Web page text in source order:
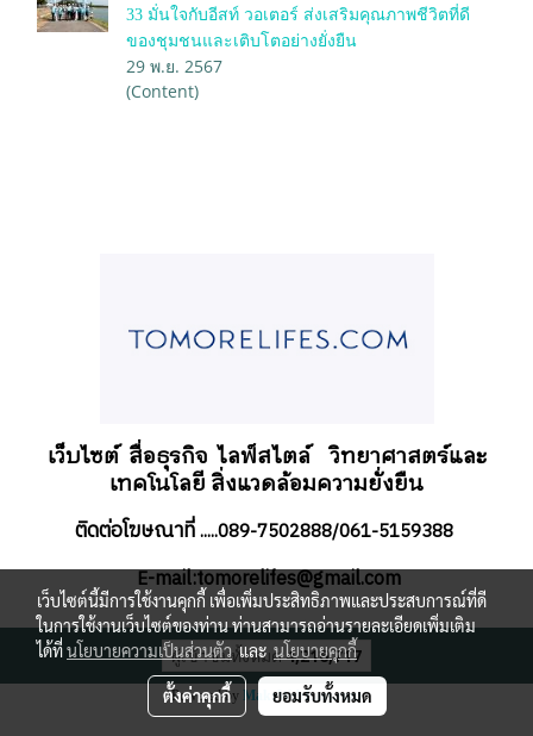
33 มั่นใจกับอีสท์ วอเตอร์ ส่งเสริมคุณภาพชีวิตที่ดี
ของชุมชนและเติบโตอย่างยั่งยืน
29 พ.ย. 2567
(Content)
เว็บไซต์ สื่อธุรกิจไลฟ์สไตล์ วิทยาศาสตร์และ
เทคโนโลยี สิ่งแวดล้อมความยั่งยืน
ติดต่อโฆษณาที่.....089-7502888/061-5159388
E-mail:tomorelifes@gmail.com
ผู้เข้าชมทั้งหมด4,216,717
Powered by MakeWebEasy.com
เว็บไซต์นี้มีการใช้งานคุกกี้ เพื่อเพิ่มประสิทธิภาพและประสบการณ์ที่ดี
ในการใช้งานเว็บไซต์ของท่าน ท่านสามารถอ่านรายละเอียดเพิ่มเติม
ได้ที่นโยบายความเป็นส่วนตัวและนโยบายคุกกี้
ตั้งค่าคุกกี้ ยอมรับทั้งหมด